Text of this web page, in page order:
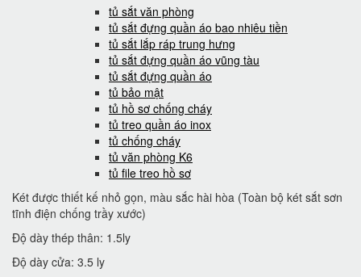
tủ sắt văn phòng
tủ sắt đựng quần áo bao nhiêu tiền
tủ sắt lắp ráp trung hưng
tủ sắt đựng quần áo vũng tàu
tủ sắt đựng quần áo
tủ bảo mật
tủ hồ sơ chống cháy
tủ treo quần áo inox
tủ chống cháy
tủ văn phòng K6
tủ file treo hồ sơ
Két được thiết kế nhỏ gọn, màu sắc hài hòa (Toàn bộ két sắt sơn
tĩnh điện chống trầy xước)
Độ dày thép thân: 1.5ly
Độ dày cửa: 3.5 ly